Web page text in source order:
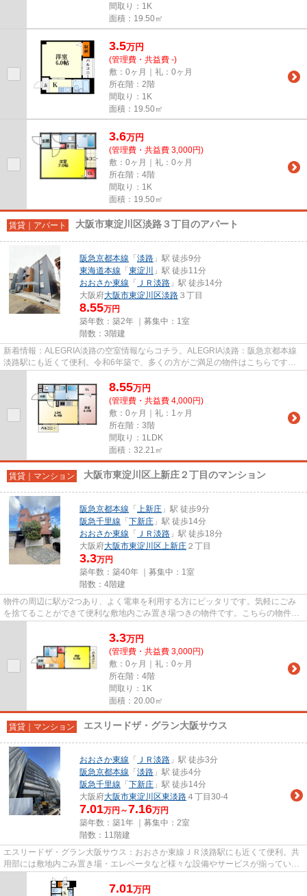
間取り：1K
面積：19.50㎡
3.5万円
(管理費・共益費 -)
敷：0ヶ月｜礼：0ヶ月
所在階：2階
間取り：1K
面積：19.50㎡
3.6万円
(管理費・共益費 3,000円)
敷：0ヶ月｜礼：0ヶ月
所在階：4階
間取り：1K
面積：19.50㎡
賃貸｜アパート 大阪市東淀川区淡路３丁目のアパート
阪急京都本線 「 淡路 」駅 徒歩9分
東海道本線 「 東淀川
」駅 徒歩11分
おおさか東線 「 ＪＲ淡路 」駅 徒歩14分
大阪府大阪市東淀川区淡路 ３丁目
8.55万円
築年数：築2年 ｜募集中： 1室
階数：3階建
新着情報：ALEGRIA淡路の空室情報ならコチラ。ALEGRIA淡路：阪急京都本線
淡路駅にも近くて便利。令和6年築で、多くの方がご満足の物件はこちらです。
8.55万円
(管理費・共益費 4,000円)
敷：0ヶ月｜礼：1ヶ月
所在階：3階
間取り：1LDK
面積：32.21㎡
賃貸｜マンション 大阪市東淀川区上新庄２丁目のマンション
阪急京都本線 「 上新庄 」駅 徒歩9分
阪急千里線 「 下新庄 」駅 徒歩14分
おおさか東線 「 ＪＲ淡路 」駅 徒歩18分
大阪府大阪市東淀川区上新庄 ２丁目
3.3万円
築年数：築40年 ｜募集中： 1室
階数：4階建
物件の周辺に駅が2つあり、よく電車を利用する方にピッタリです。気軽にごみ
を捨てることができて便利な敷地内ごみ置き場つきの物件です。こちらの物件は
3.3万円
(管理費・共益費 3,000円)
敷：0ヶ月｜礼：0ヶ月
所在階：4階
間取り：1K
面積：20.00㎡
賃貸｜マンション エスリードザ・グラン大阪サウス
おおさか東線 「 ＪＲ淡路 」駅 徒歩3分
阪急京都本線 「 淡路 」駅 徒歩4分
阪急千里線 「 下新庄 」駅 徒歩14分
大阪府大阪市東淀川区東淡路 ４丁目30-4
7.01万円～7.16万円
築年数：築1年 ｜募集中： 2室
階数：11階建
エスリードザ・グラン大阪サウス：おおさか東線ＪＲ淡路駅にも近くて便利。共
用部には敷地内ごみ置き場・エレベータなど様々な設備やサービスが揃っている
ので便利です。日頃から電車...
7.01万円